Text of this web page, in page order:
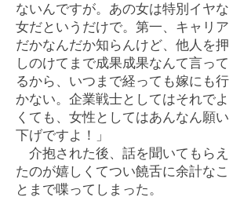
ないんですが。あの女は特別イヤな
女だというだけで。第一、キャリア
だかなんだか知らんけど、他人を押
しのけてまで成果成果なんて言って
るから、いつまで経っても嫁にも行
かない。企業戦士としてはそれでよ
くても、女性としてはあんなん願い
下げですよ！」
介抱された後、話を聞いてもらえ
たのが嬉しくてつい饒舌に余計なこ
とまで喋ってしまった。